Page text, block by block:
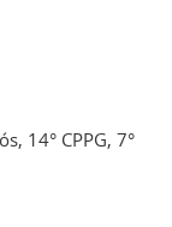
14° CPPG, 7°